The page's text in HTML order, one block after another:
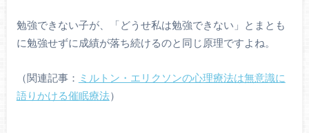
勉強できない子が、「どうせ私は勉強できない」とまとも
に勉強せずに成績が落ち続けるのと同じ原理ですよね。
（関連記事： ミルトン・エリクソンの心理療法は無意識に
語りかける催眠療法）